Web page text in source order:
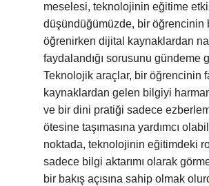
meselesi, teknolojinin eğitime
düşündüğümüzde, bir öğrencinin
öğrenirken dijital kaynaklardan
faydalandığı sorusunu gündeme
Teknolojik araçlar, bir öğrencinin
kaynaklardan gelen bilgiyi
ve bir dini pratiği sadece
ötesine taşımasına yardımcı
noktada, teknolojinin eğitimdeki
sadece bilgi aktarımı olarak
bir bakış açısına sahip olmak